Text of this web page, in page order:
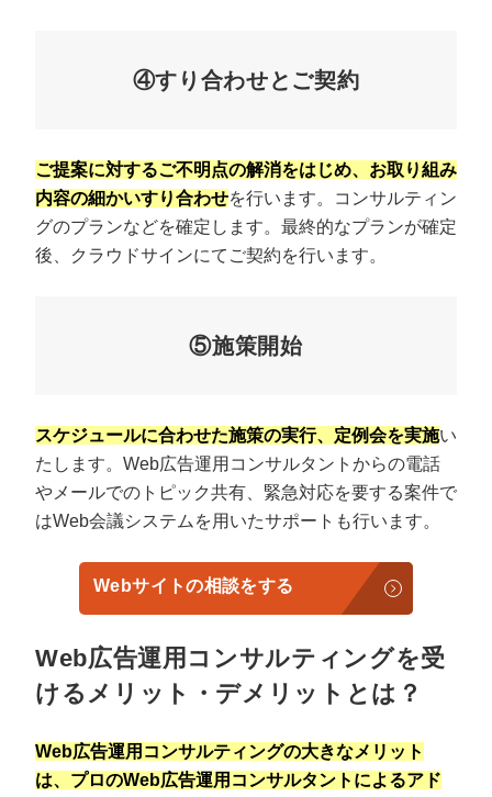
④すり合わせとご契約
ご提案に対するご不明点の解消をはじめ、お取り組み
内容の細かいすり合わせを行います。コンサルティン
グのプランなどを確定します。最終的なプランが確定
後、クラウドサインにてご契約を行います。
⑤施策開始
スケジュールに合わせた施策の実行、定例会を実施い
たします。Web広告運用コンサルタントからの電話
やメールでのトピック共有、緊急対応を要する案件で
はWeb会議システムを用いたサポートも行います。
Webサイトの相談をする
Web広告運用コンサルティングを受
けるメリット・デメリットとは？
Web広告運用コンサルティングの大きなメリット
は、プロのWeb広告運用コンサルタントによるアド